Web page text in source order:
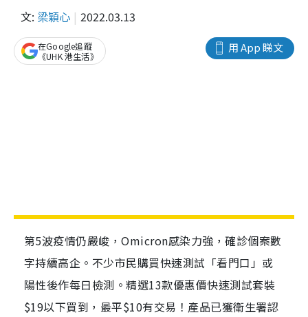
文: 梁穎心 2022.03.13
用 App 睇文
在Google追蹤
《UHK 港生活》
第5波疫情仍嚴峻，Omicron感染力強，確診個案數
字持續高企。不少市民購買快速測試「看門口」或
陽性後作每日檢測。精選13款優惠價快速測試套裝
$19以下買到，最平$10有交易！產品已獲衛生署認